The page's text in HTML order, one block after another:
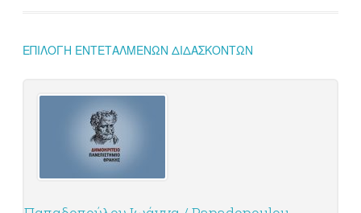
ΕΠΙΛΟΓΗ ΕΝΤΕΤΑΛΜΕΝΩΝ ΔΙΔΑΣΚΟΝΤΩΝ